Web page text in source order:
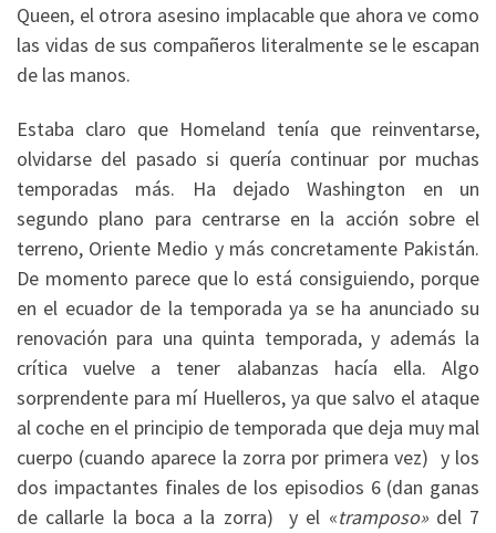
Queen, el otrora asesino implacable que ahora ve como
las vidas de sus compañeros literalmente se le escapan
de las manos.
Estaba claro que Homeland tenía que reinventarse,
olvidarse del pasado si quería continuar por muchas
temporadas más. Ha dejado Washington en un
segundo plano para centrarse en la acción sobre el
terreno, Oriente Medio y más concretamente Pakistán.
De momento parece que lo está consiguiendo, porque
en el ecuador de la temporada ya se ha anunciado su
renovación para una quinta temporada, y además la
crítica vuelve a tener alabanzas hacía ella. Algo
sorprendente para mí Huelleros, ya que salvo el ataque
al coche en el principio de temporada que deja muy mal
cuerpo (cuando aparece la zorra por primera vez) y los
dos impactantes finales de los episodios 6 (dan ganas
de callarle la boca a la zorra) y el «tramposo»del 7